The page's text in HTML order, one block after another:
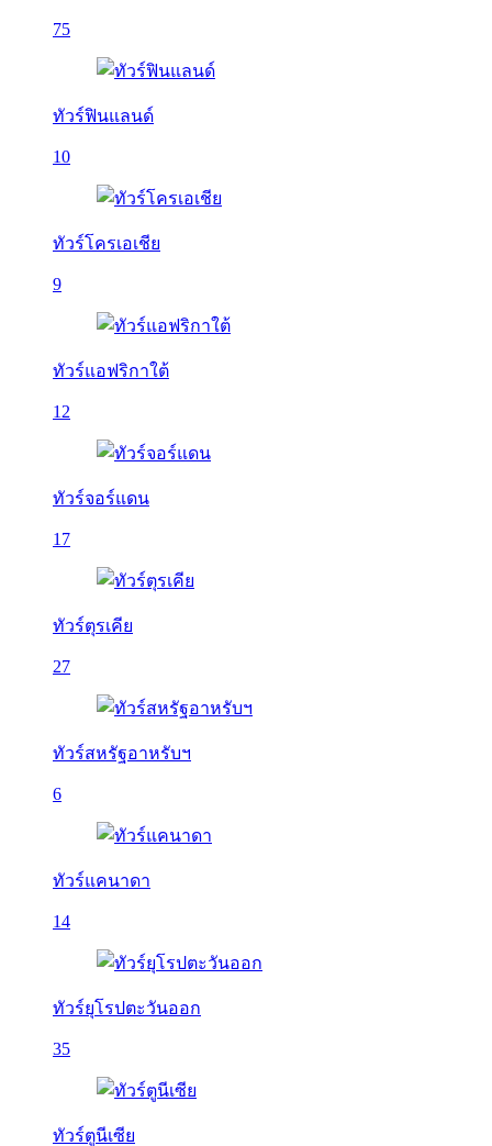
75
ทัวร์ฟินแลนด์
10
ทัวร์โครเอเชีย
9
ทัวร์แอฟริกาใต้
12
ทัวร์จอร์แดน
17
ทัวร์ตุรเคีย
27
ทัวร์สหรัฐอาหรับฯ
6
ทัวร์แคนาดา
14
ทัวร์ยุโรปตะวันออก
35
ทัวร์ตูนีเซีย